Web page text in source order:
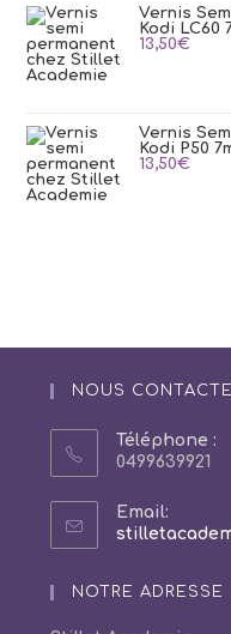
Vernis
Kodi LC60
13,50€
Vernis
Kodi P50
13,50€
NOUS
Téléphone :
0499639921
Email:
NOTRE ADRESSE